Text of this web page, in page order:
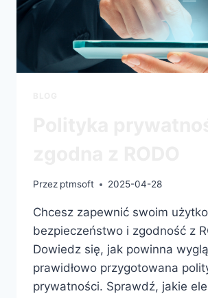
Przez ptmsoft 2025-04-28
Chcesz zapewnić swoim
bezpieczeństwo i zgodność z
Dowiedz się, jak powinna
prawidłowo przygotowana
prywatności. Sprawdź, jakie